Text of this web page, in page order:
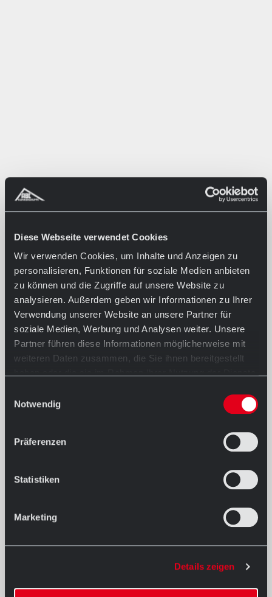
Diese Webseite verwendet Cookies
Wir verwenden Cookies, um Inhalte und Anzeigen zu
personalisieren, Funktionen für soziale Medien anbieten
zu können und die Zugriffe auf unsere Website zu
analysieren. Außerdem geben wir Informationen zu Ihrer
Verwendung unserer Website an unsere Partner für
soziale Medien, Werbung und Analysen weiter. Unsere
Partner führen diese Informationen möglicherweise mit
weiteren Daten zusammen, die Sie ihnen bereitgestellt
Notwendig
Präferenzen
Statistiken
Marketing
Details zeigen